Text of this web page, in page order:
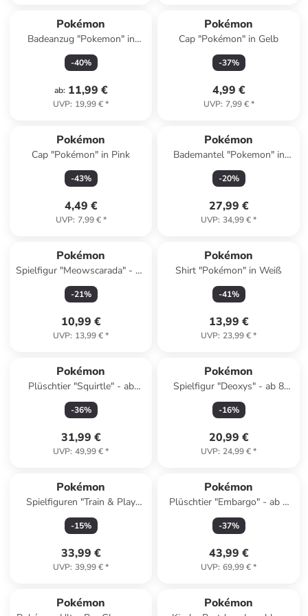
Pokémon
Badeanzug "Pokemon" in
Hellblau
-40%
ab: 11,99 €
UVP: 19,99 €*
Pokémon
Cap "Pokémon" in Gelb
-37%
4,99 €
UVP: 7,99 €*
Pokémon
Cap "Pokémon" in Pink
-43%
4,49 €
UVP: 7,99 €*
Pokémon
Bademantel "Pokemon" in
Blau/ Gelb
-20%
27,99 €
UVP: 34,99 €*
Pokémon
Spielfigur "Meowscarada" - ab
4 Jahren
-21%
10,99 €
UVP: 13,99 €*
Pokémon
Shirt "Pokémon" in Weiß
-41%
13,99 €
UVP: 23,99 €*
Pokémon
Plüschtier "Squirtle" - ab
Geburt - (H)20 cm
-36%
31,99 €
UVP: 49,99 €*
Pokémon
Spielfigur "Deoxys" - ab 8
Jahren
-16%
20,99 €
UVP: 24,99 €*
Pokémon
Spielfiguren "Train & Play
Deluxe Pikachu" - ab 4 Jahren
-15%
33,99 €
UVP: 39,99 €*
Pokémon
Plüschtier "Embargo" - ab 3
Jahren
-37%
43,99 €
UVP: 69,99 €*
Pokémon Pokémon